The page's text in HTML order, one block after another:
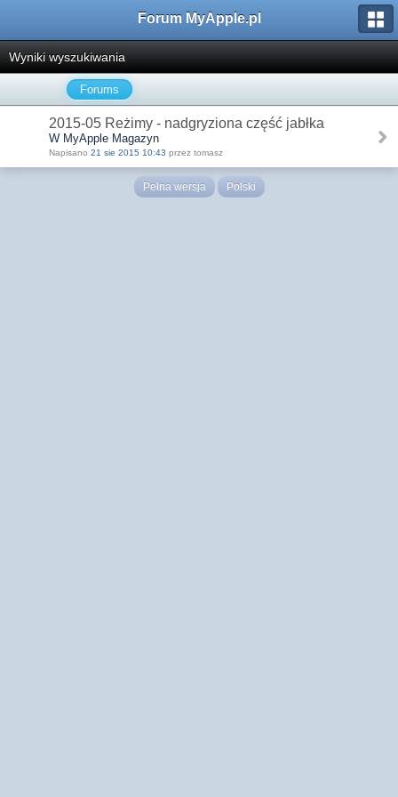
Forum MyApple.pl
Wyniki wyszukiwania
Forums
2015-05 Reżimy - nadgryziona część jabłka
W MyApple Magazyn
Napisano 21 sie 2015 10:43 przez tomasz
Pełna wersja Polski